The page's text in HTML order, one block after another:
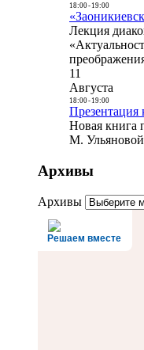
18:00- 19:00
Лекция
11
Августа
18:00- 19:00
Презентация
Новая книга
М.
Архивы
Архивы
Решаем вместе